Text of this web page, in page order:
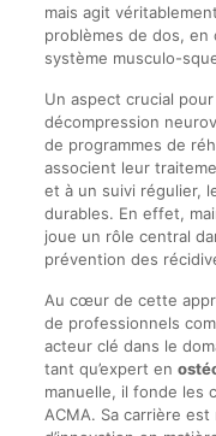
mais agit
problèmes de dos, en
système musculo-
Un aspect crucial
décompression
de programmes de
associent leur
et à un suivi régulier,
durables. En effet,
joue un rôle central
prévention des
Au cœur de cette
de professionnels
acteur clé dans le
tant qu’expert en
manuelle, il fonde les
ACMA. Sa carrière